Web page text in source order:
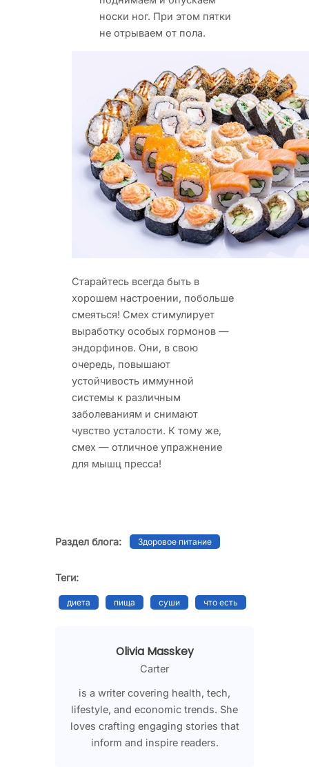
носки ног. При этом пятки
не отрываем от пола.
Старайтесь всегда быть в
хорошем настроении, побольше
смеяться! Смех стимулирует
выработку особых гормонов —
эндорфинов. Они, в свою
очередь, повышают
устойчивость иммунной
системы к различным
заболеваниям и снимают
чувство усталости. К тому же,
смех — отличное упражнение
для мышц пресса!
Раздел блога: Здоровое питание
Теги:
диета пища суши что есть
Olivia Masskey
Carter
is a writer covering health, tech,
lifestyle, and economic trends. She
loves crafting engaging stories that
inform and inspire readers.